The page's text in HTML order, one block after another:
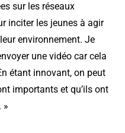
sur les réseaux
inciter les jeunes à agir
environnement. Je
une vidéo car cela
étant innovant, on peut
importants et qu’ils ont
»